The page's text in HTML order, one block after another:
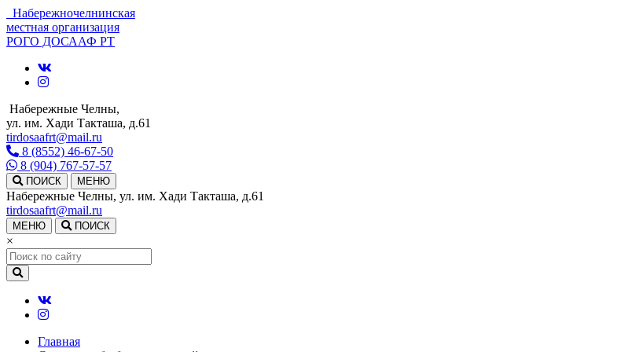
Набережночелнинская
местная организация
РОГО ДОСААФ РТ
Набережные Челны,
ул. им. Хади Такташа, д.61
tirdosaafrt@mail.ru
8 (8552) 46-67-50
8 (904) 767-57-57
ПОИСК МЕНЮ
Набережные Челны, ул. им. Хади Такташа, д.61
tirdosaafrt@mail.ru
МЕНЮ ПОИСК
×
Главная